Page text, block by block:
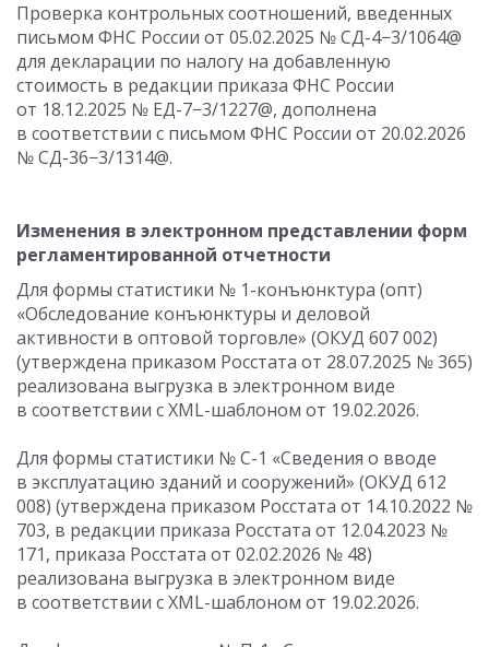
Проверка контрольных соотношений, введенных
письмом ФНС России от 05.02.2025 № СД-4−3/1064@
для декларации по налогу на добавленную
стоимость в редакции приказа ФНС России
от 18.12.2025 № ЕД-7−3/1227@, дополнена
в соответствии с письмом ФНС России от 20.02.2026
№ СД-36−3/1314@.
Изменения в электронном представлении форм
регламентированной отчетности
Для формы статистики № 1-конъюнктура (опт)
«Обследование конъюнктуры и деловой
активности в оптовой торговле» (ОКУД 607 002)
(утверждена приказом Росстата от 28.07.2025 № 365)
реализована выгрузка в электронном виде
в соответствии с XML-шаблоном от 19.02.2026.
Для формы статистики № С-1 «Сведения о вводе
в эксплуатацию зданий и сооружений» (ОКУД 612
008) (утверждена приказом Росстата от 14.10.2022 №
703, в редакции приказа Росстата от 12.04.2023 №
171, приказа Росстата от 02.02.2026 № 48)
реализована выгрузка в электронном виде
в соответствии с XML-шаблоном от 19.02.2026.